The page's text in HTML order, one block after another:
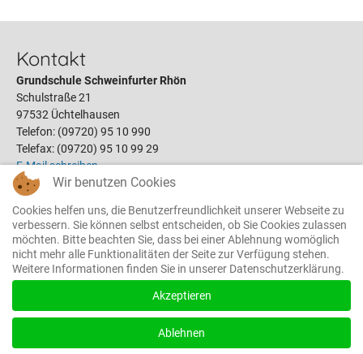
Kontakt
Grundschule Schweinfurter Rhön
Schulstraße 21
97532 Üchtelhausen
Telefon: (09720) 95 10 990
Telefax: (09720) 95 10 99 29
E-Mail schreiben
Links
Schulleitung
Sekretariat
Galerie
Schulhort
Wir benutzen Cookies
Cookies helfen uns, die Benutzerfreundlichkeit unserer Webseite zu
verbessern. Sie können selbst entscheiden, ob Sie Cookies zulassen
möchten. Bitte beachten Sie, dass bei einer Ablehnung womöglich
nicht mehr alle Funktionalitäten der Seite zur Verfügung stehen.
Weitere Informationen finden Sie in unserer Datenschutzerklärung.
Akzeptieren
Ablehnen